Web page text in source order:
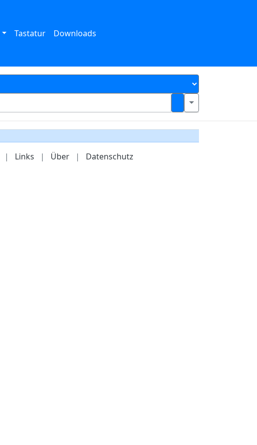
Tastatur Downloads
| Links | Über | Datenschutz